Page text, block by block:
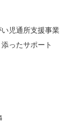
児通所支援事業
ったサポート